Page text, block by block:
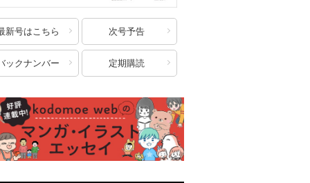
新号はこちら 次号予告
ックナンバー 定期購読